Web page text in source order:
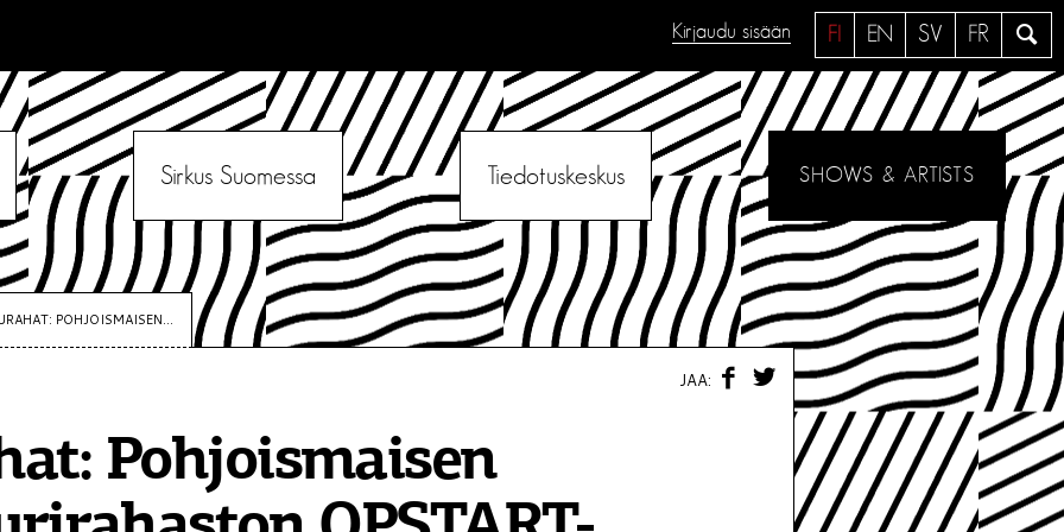
a
e
FI EN SV FR
Kirjaudu sisään
Sirkus Suomessa Tiedotuskeskus SHOWS & ARTISTS
POHJOISMAISEN...
Pohjoismaisen
JAA:
F
W